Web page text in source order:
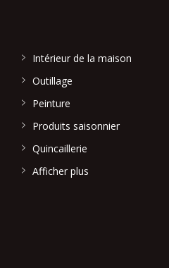
Intérieur de la maison
Outillage
Peinture
Produits saisonnier
Quincaillerie
Afficher plus